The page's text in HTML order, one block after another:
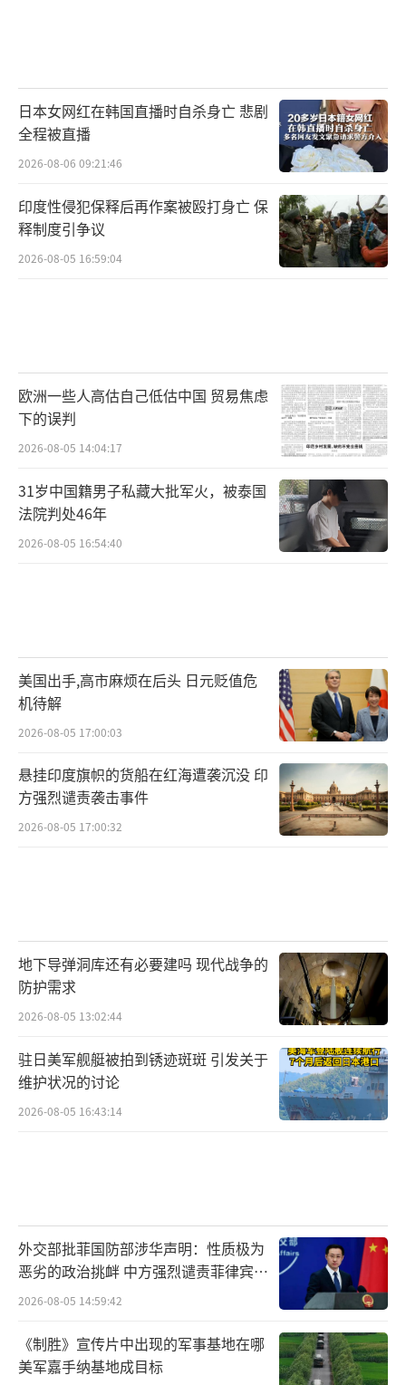
日本女网红在韩国直播时自杀身亡 悲剧
全程被直播
2026-08-06 09:21:46
印度性侵犯保释后再作案被殴打身亡 保
释制度引争议
2026-08-05 16:59:04
欧洲一些人高估自己低估中国 贸易焦虑
下的误判
2026-08-05 14:04:17
31岁中国籍男子私藏大批军火，被泰国
法院判处46年
2026-08-05 16:54:40
美国出手,高市麻烦在后头 日元贬值危
机待解
2026-08-05 17:00:03
悬挂印度旗帜的货船在红海遭袭沉没 印
方强烈谴责袭击事件
2026-08-05 17:00:32
地下导弹洞库还有必要建吗 现代战争的
防护需求
2026-08-05 13:02:44
驻日美军舰艇被拍到锈迹斑斑 引发关于
维护状况的讨论
2026-08-05 16:43:14
外交部批菲国防部涉华声明：性质极为
恶劣的政治挑衅 中方强烈谴责菲律宾行
为
2026-08-05 14:59:42
《制胜》宣传片中出现的军事基地在哪
美军嘉手纳基地成目标